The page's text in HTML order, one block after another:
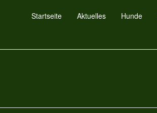
Startseite Aktuelles Hunde